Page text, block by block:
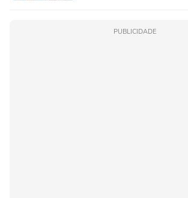
PUBLICIDADE